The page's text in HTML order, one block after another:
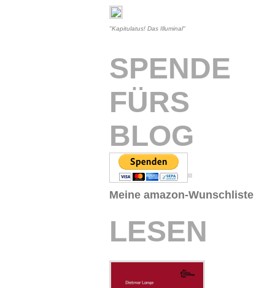
"Kapitulatus! Das Illuminal"
SPENDE
FÜRS
BLOG
Meine amazon-Wunschliste
LESEN